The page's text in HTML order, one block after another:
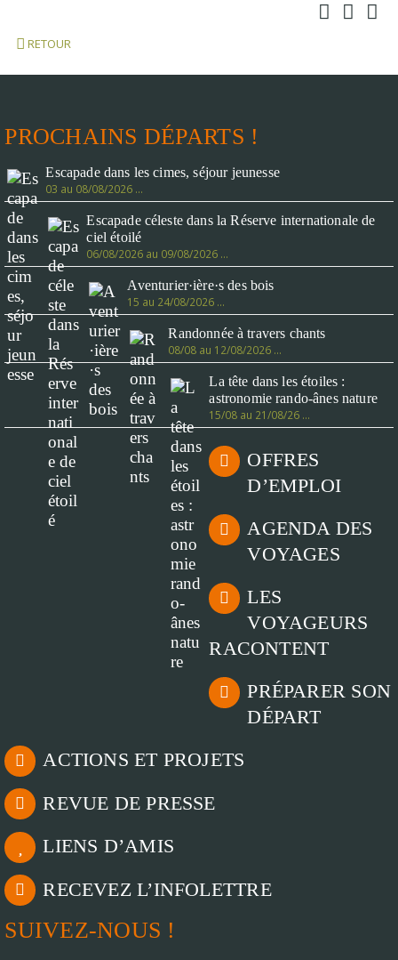
RETOUR
PROCHAINS DÉPARTS !
Escapade dans les cimes, séjour jeunesse
03 au 08/08/2026 …
Escapade céleste dans la Réserve internationale de
ciel étoilé
06/08/2026 au 09/08/2026 …
Aventurier·ière·s des bois
15 au 24/08/2026 …
Randonnée à travers chants
08/08 au 12/08/2026 …
La tête dans les étoiles :
astronomie rando-ânes nature
15/08 au 21/08/26 …
OFFRES
D’EMPLOI
AGENDA DES
VOYAGES
LES
VOYAGEURS
RACONTENT
PRÉPARER SON
DÉPART
ACTIONS ET PROJETS
REVUE DE PRESSE
LIENS D’AMIS
RECEVEZ L’INFOLETTRE
SUIVEZ-NOUS !